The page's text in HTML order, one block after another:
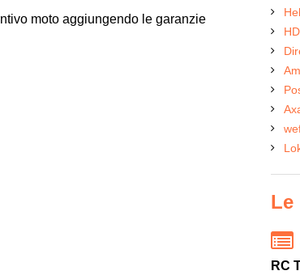
moto aggiungendo le garanzie
Le
RC